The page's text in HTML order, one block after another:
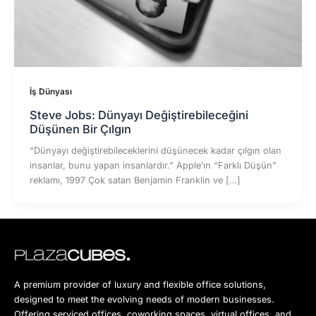
İş Dünyası
Steve Jobs: Dünyayı Değiştirebileceğini
Düşünen Bir Çılgın
“Dünyayı değiştirebileceklerini düşünecek kadar çılgın olan
insanlar, bunu yapan insanlardır.” Apple’ın “Farklı Düşün”
reklamı, 1997 Çok satan Benjamin Franklin ve […]
A premium provider of luxury and flexible office solutions,
designed to meet the evolving needs of modern businesses.